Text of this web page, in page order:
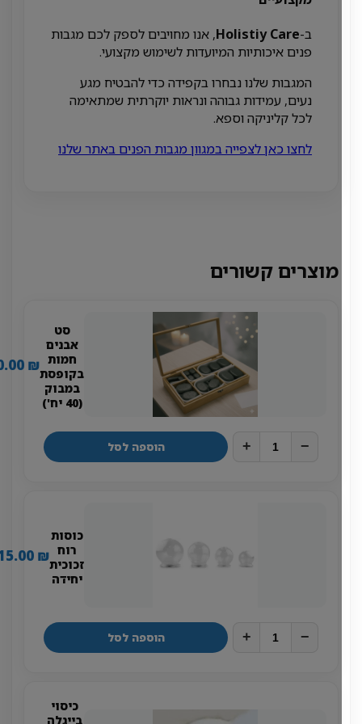
Holistiy Care, אנו מחויבים לספק לכם מגבות
פנים איכותיות המיועדות לשימוש מקצועי.
המגבות שלנו נבחרו בקפידה כדי להבטיח מגע
נעים, עמידות גבוהה ונראות יוקרתית שמתאימה
לכל קליניקה וספא.
לחצו כאן לצפייה במגוון מגבות הפנים באתר שלנו
מוצרים קשורים
אבנים
חמות
בקופסת
במבוק
280.00 ₪
הוספה לסל
כוסות
זכוכית
יחידה
15.00 ₪
הוספה לסל
כיסוי
בייגלה